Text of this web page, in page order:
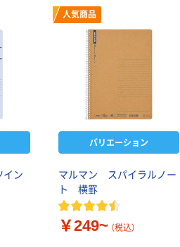
イン
人気商品
バリエーション
マルマン スパイラルノー
ト 横罫
￥249~ （税込）